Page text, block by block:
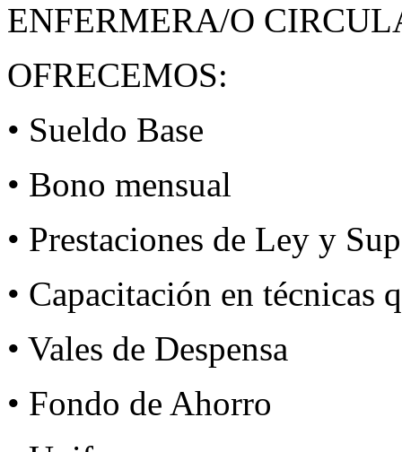
ENFERMERA/O
OFRECEMOS:
• Sueldo Base
• Bono mensual
• Prestaciones de Ley y
• Capacitación en técnicas
• Vales de Despensa
• Fondo de Ahorro